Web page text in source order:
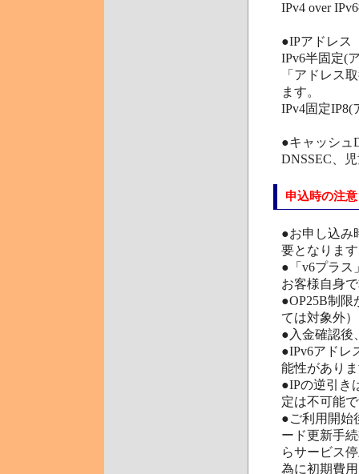
IPv4 over
●IPアドレス
IPv6半固定(
「アドレス
ます。
IPv4固定IP8(
●キャッシュ
DNSSEC、
申込時の注意
●お申し込み
要となりま
●「v6プラス
お客様自身
●OP25B制限
ては対象外
●入金確認後
●IPv6アドレ
能性があり
●IPの逆引き
定は不可能
●ご利用開始
ード更新手
らサービス
為に初期費